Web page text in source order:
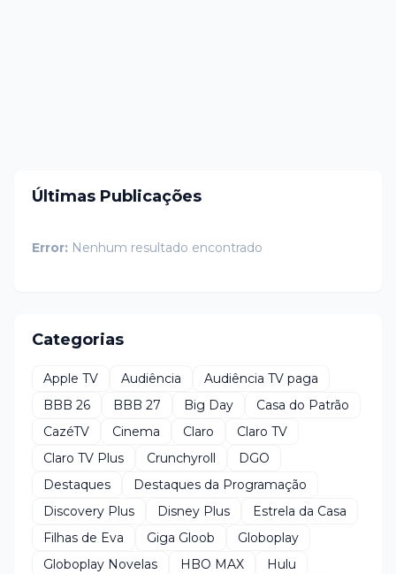
Últimas Publicações
Error: Nenhum resultado encontrado
Categorias
Apple TV Audiência
Audiência TV paga
BBB 26
BBB 27 Big Day
Casa do Patrão
CazéTV
Cinema Claro
Claro TV
Claro TV Plus
Crunchyroll
DGO
Destaques
Destaques da Programação
Discovery Plus
Disney Plus
Estrela da Casa
Filhas de Eva
Giga Gloob
Globoplay
Globoplay Novelas
HBO MAX
Hulu